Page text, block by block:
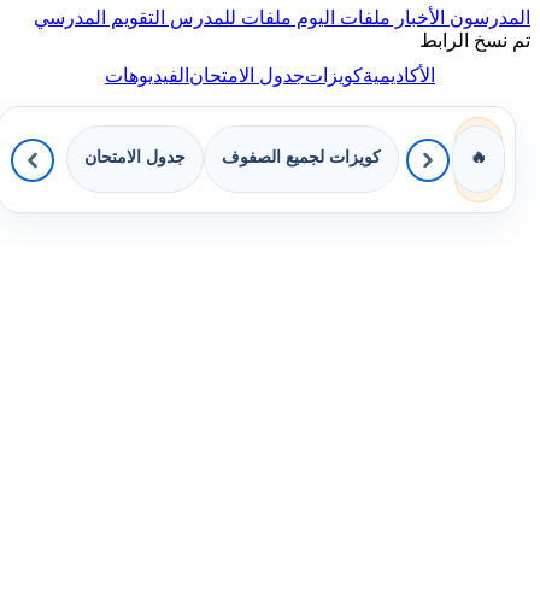
المدرسون الأخبار ملفات اليوم ملفات للمدرس التقويم المدرسي
تم نسخ الرابط
الأكاديميةكويزاتجدول الامتحانالفيديوهات
🔥 كويزات لجميع الصفوف جدول الامتحان